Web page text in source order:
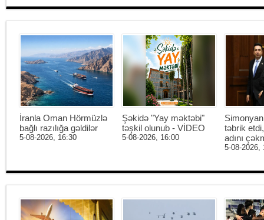
İranla Oman Hörmüzlə
bağlı razılığa gəldilər
5-08-2026, 16:30
Şəkidə "Yay məktəbi"
təşkil olunub - VİDEO
5-08-2026, 16:00
təbrik
adını
5-08-2026,